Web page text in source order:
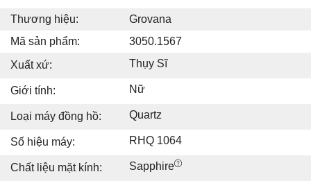
Thương hiệu:
Grovana
Mã sản phẩm:
3050.1567
Xuất xứ:
Thụy Sĩ
Giới tính: Nữ
Loại máy đồng hồ: Quartz
Số hiệu máy: RHQ 1064
Chất liệu mặt kính: Sapphire